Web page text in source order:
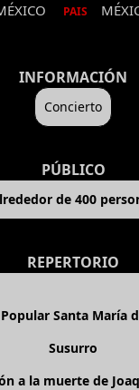
PAIS
INFORMACIÓN
Concierto
PÚBLICO
de 400
REPERTORIO
Santa María
Susurro
a la muerte de